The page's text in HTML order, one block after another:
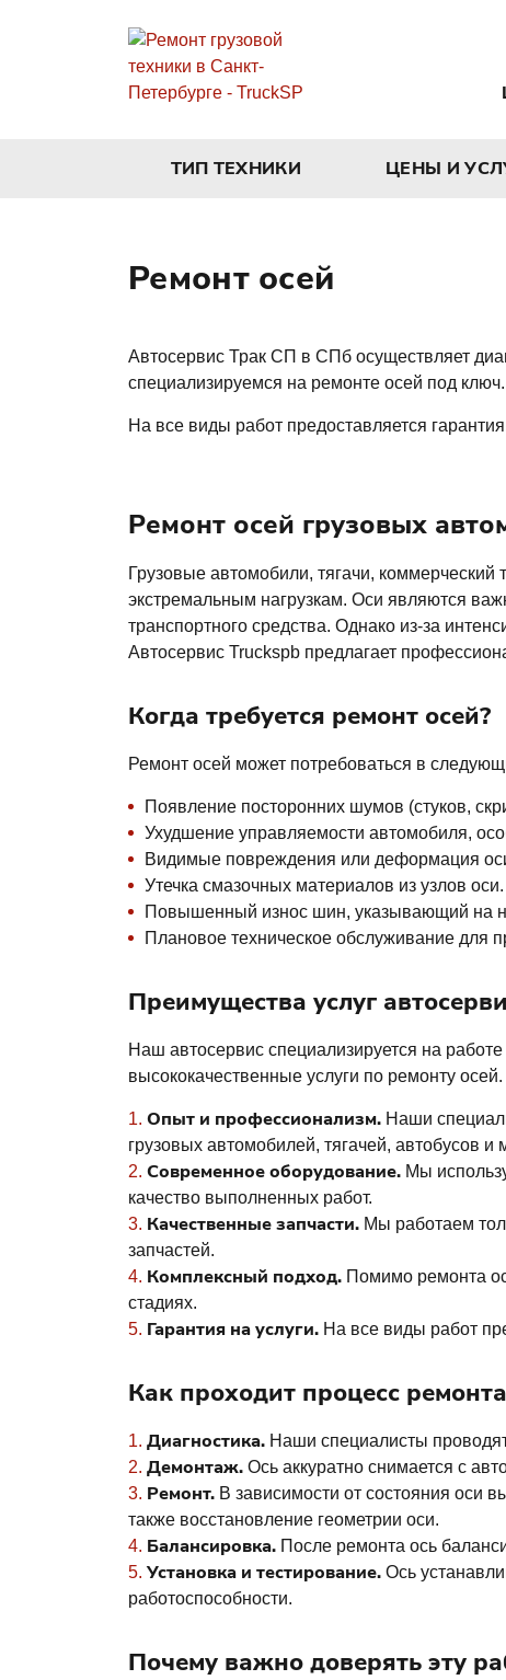
ТИП ТЕХНИКИ ЦЕНЫ И
Ремонт осей
Автосервис Трак СП в СПб осуществляет
специализируемся на ремонте осей под ключ.
На все виды работ предоставляется
Ремонт осей грузовых
Грузовые автомобили, тягачи,
экстремальным нагрузкам. Оси являются
транспортного средства. Однако из-за
Автосервис Truckspb предлагает
Когда требуется ремонт осей?
Ремонт осей может потребоваться в
Появление посторонних шумов (стуков,
Ухудшение управляемости автомобиля,
Видимые повреждения или деформация
Утечка смазочных материалов из узлов оси.
Повышенный износ шин, указывающий на
Плановое техническое обслуживание для
Преимущества услуг
Наш автосервис специализируется на
высококачественные услуги по ремонту
Опыт и профессионализм. Наши
грузовых автомобилей, тягачей, автобусов и
Современное оборудование. Мы
качество выполненных работ.
Качественные запчасти. Мы работаем
запчастей.
Комплексный подход. Помимо ремонта
стадиях.
Гарантия на услуги. На все виды работ
Как проходит процесс
Диагностика. Наши специалисты
Демонтаж. Ось аккуратно снимается с
Ремонт. В зависимости от состояния оси
также восстановление геометрии оси.
Балансировка. После ремонта ось
Установка и тестирование. Ось
работоспособности.
Почему важно доверять эту